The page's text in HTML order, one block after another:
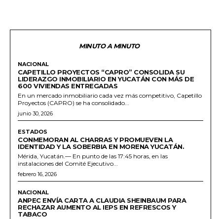
MINUTO A MINUTO
NACIONAL
CAPETILLO PROYECTOS “CAPRO” CONSOLIDA SU
LIDERAZGO INMOBILIARIO EN YUCATÁN CON MÁS DE
600 VIVIENDAS ENTREGADAS
En un mercado inmobiliario cada vez más competitivo, Capetillo
Proyectos (CAPRO) se ha consolidado...
junio 30, 2026
ESTADOS
CONMEMORAN AL CHARRAS Y PROMUEVEN LA
IDENTIDAD Y LA SOBERBIA EN MORENA YUCATÁN.
Mérida, Yucatán.— En punto de las 17:45 horas, en las
instalaciones del Comité Ejecutivo...
febrero 16, 2026
NACIONAL
ANPEC ENVÍA CARTA A CLAUDIA SHEINBAUM PARA
RECHAZAR AUMENTO AL IEPS EN REFRESCOS Y
TABACO